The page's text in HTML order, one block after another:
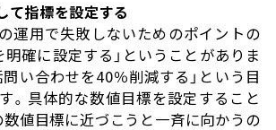
指標を設定する
運用で失敗しないためのポイントの
明確に設定する」ということがありま
問い合わせを40％削減する」という目
。具体的な数値目標を設定すること
数値目標に近づこうと一斉に向かうの